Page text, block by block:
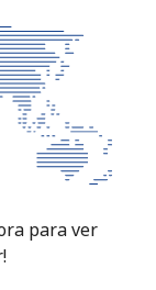
para ver